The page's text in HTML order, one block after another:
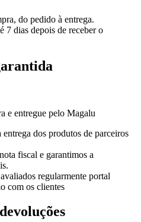
do pedido à entrega.
7 dias depois de receber o
e entregue pelo Magalu
dos produtos de parceiros
fiscal e garantimos a
regularmente portal
com os clientes